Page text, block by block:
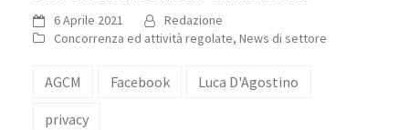
6 Aprile 2021
Redazione
Concorrenza ed attività regolate, News di settore
AGCM Facebook Luca D'Agostino
privacy